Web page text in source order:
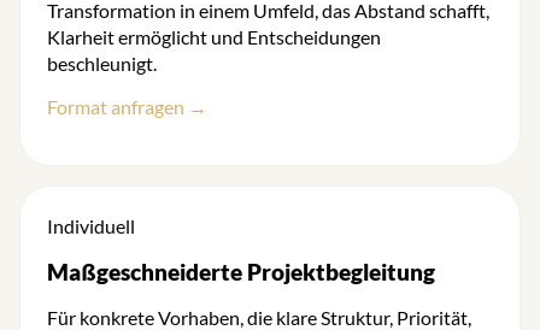
Transformation in einem Umfeld, das Abstand schafft,
Klarheit ermöglicht und Entscheidungen
beschleunigt.
Format anfragen →
Individuell
Maßgeschneiderte Projektbegleitung
Für konkrete Vorhaben, die klare Struktur, Priorität,